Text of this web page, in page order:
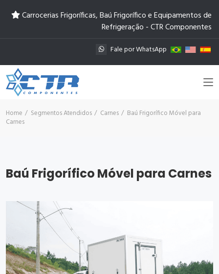
Carrocerias Frigoríficas, Baú Frigorífico e Equipamentos de
Refrigeração - CTR Componentes
Fale por WhatsApp
Home Segmentos Atendidos Carnes
Baú Frigorífico Móvel para
Carnes
Baú Frigorífico Móvel para Carnes